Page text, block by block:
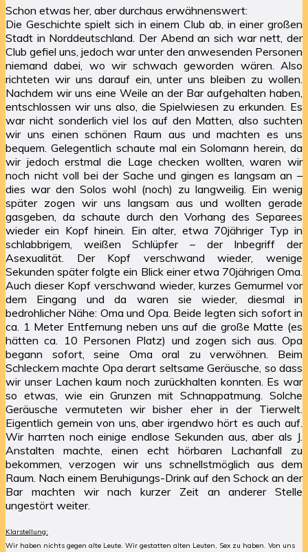
Schon etwas her, aber durchaus erwähnenswert:
Die Geschichte spielt sich in einem Club ab, in einer großen
Stadt in Norddeutschland. Der Abend an sich war nett, der
Club gefiel uns, jedoch war unter den anwesenden Personen
niemand dabei, wo wir schwach geworden wären. Also
richteten wir uns darauf ein, unter uns bleiben zu wollen.
Nachdem wir uns eine Weile an der Bar aufgehalten haben,
entschlossen wir uns also, die Spielwiesen zu erkunden. Es
war nicht sonderlich viel los auf den Matten, also suchten
wir uns einen schönen Raum aus und machten es uns
bequem. Gelegentlich schaute mal ein Solomann herein, da
wir jedoch erstmal die Lage checken wollten, waren wir
noch nicht voll bei der Sache und gingen es langsam an –
dies war den Solos wohl (noch) zu langweilig. Ein wenig
später zogen wir uns langsam aus und wollten gerade
gasgeben, da schaute durch den Vorhang des Separees
wieder ein Kopf hinein. Ein alter, etwa 70jähriger Typ in
schlabbrigem, weißen Schlüpfer – der Inbegriff der
Asexualität. Der Kopf verschwand wieder, wenige
Sekunden später folgte ein Blick einer etwa 70jährigen Oma.
Auch dieser Kopf verschwand wieder, kurzes Gemurmel vor
dem Eingang und da waren sie wieder, diesmal in
bedrohlicher Nähe: Oma und Opa. Beide legten sich sofort in
ca. 1 Meter Entfernung neben uns auf die große Matte (es
hätten ca. 10 Personen Platz) und zogen sich aus. Opa
begann sofort, seine Oma oral zu verwöhnen. Beim
Schleckern machte Opa derart seltsame Geräusche, so dass
wir unser Lachen kaum noch zurückhalten konnten. Es war
so etwas, wie ein Grunzen mit Schnappatmung. Solche
Geräusche vermuteten wir bisher eher in der Tierwelt.
Eigentlich gemein von uns, aber irgendwo hört es auch auf.
Wir harrten noch einige endlose Sekunden aus, aber als J.
Anstalten machte, einen echt hörbaren Lachanfall zu
bekommen, verzogen wir uns schnellstmöglich aus dem
Raum. Nach einem Beruhigungs-Drink auf den Schock an der
Bar machten wir nach kurzer Zeit an anderer Stelle
ungestört weiter.
Klarstellung:
Wir haben nichts gegen alte Leute. Wir gestatten alten Leuten, Sex zu haben. Von uns